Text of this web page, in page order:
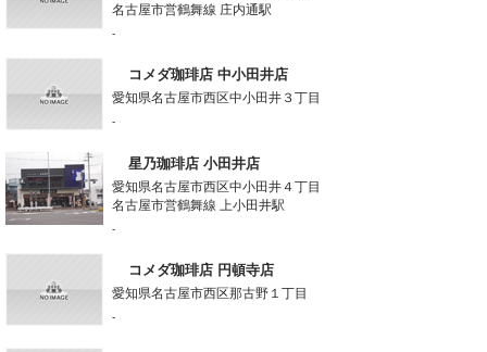
名古屋市営鶴舞線 庄内通駅
-
コメダ珈琲店 中小田井店
愛知県名古屋市西区中小田井３丁目
-
星乃珈琲店 小田井店
愛知県名古屋市西区中小田井４丁目
名古屋市営鶴舞線 上小田井駅
-
コメダ珈琲店 円頓寺店
愛知県名古屋市西区那古野１丁目
-